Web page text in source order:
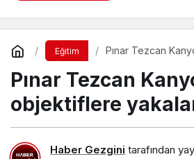
Eğitim
Pınar Tezcan
Pınar Tezcan
objektiflere
Haber Gezgini tarafından